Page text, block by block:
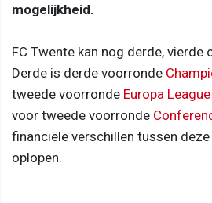
mogelijkheid.
FC Twente kan nog derde, vierde
Derde is derde voorronde
tweede voorronde Europa League
voor tweede voorronde
financiële verschillen tussen
oplopen.